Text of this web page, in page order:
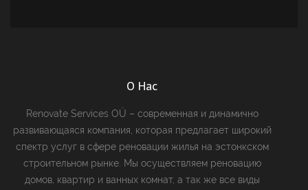
О Нас
Renovate Services OÜ – современная и динамично
развивающаяся компания, которая предлагает широкий
спектр услуг в сфере реновации жилья на эстонкском
строительном рынке. Мы осуществляем реновацию
домов, квартир и ванных комнат, а так же все виды